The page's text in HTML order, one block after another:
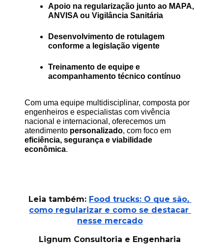
Apoio na regularização junto ao MAPA,
ANVISA ou Vigilância Sanitária
Desenvolvimento de rotulagem
conforme a legislação vigente
Treinamento de equipe e
acompanhamento técnico contínuo
Com uma equipe multidisciplinar, composta por
engenheiros e especialistas com vivência
nacional e internacional, oferecemos um
atendimento personalizado
eficiência, segurança e viabilidade
econômica.
Leia também: Food trucks: O que são,
como regularizar e como se destacar
nesse mercado
Lignum Consultoria e Engenharia